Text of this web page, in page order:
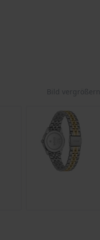
Bild vergrößern